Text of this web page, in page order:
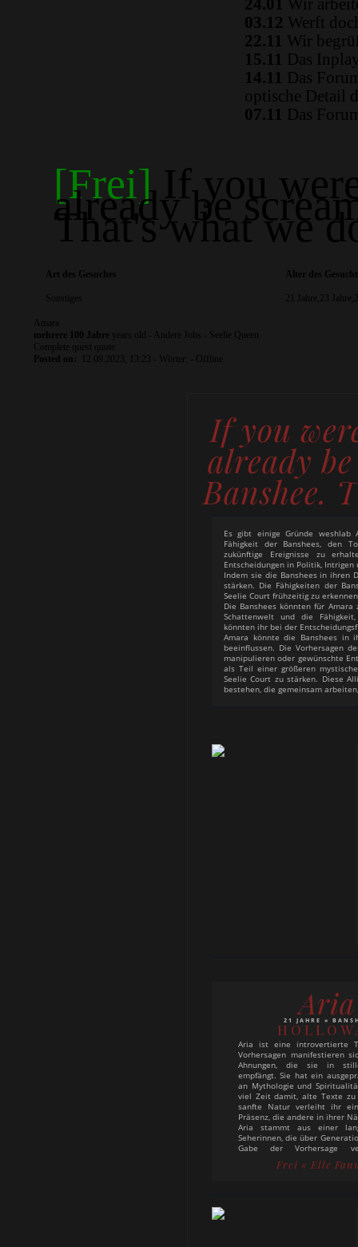
24.01
Wir
03.12 Werft
22.11 Wir
15.11 Das
14.11 Das
optische Detail
07.11 Das
[Frei]If you
already be
That's what we
Art des Gesuches Alter des
Sonstiges 21 Jahre,23
Amara
mehrere 100 Jahre years old - Andere Jobs - Seelie Queen
Complete quest
quote
Posted on:
12.09.2023, 13:23 - Wörter: Offline
If you
already
Banshee.
Es gibt einige Gründe weshlab
Fähigkeit der Banshees, den
zukünftige Ereignisse zu
Entscheidungen in Politik,
Indem sie die Banshees in ihren
stärken. Die Fähigkeiten der
Seelie Court frühzeitig zu
Die Banshees könnten für
Schattenwelt und die
könnten ihr bei der
Amara könnte die Banshees in
beeinflussen. Die Vorhersagen
manipulieren oder gewünschte
als Teil einer größeren
Seelie Court zu stärken. Diese
bestehen, die gemeinsam
Aria
21 JAHRE »
Aria ist eine introvertierte
Vorhersagen manifestieren
Ahnungen, die sie in
empfängt. Sie hat ein
an Mythologie und
viel Zeit damit, alte Texte zu
sanfte Natur verleiht ihr
Präsenz, die andere in ihrer
Aria stammt aus einer
Seherinnen, die über
Gabe der Vorhersage
Aufgewachsen in einer
hat sie schon früh
Frei « Elle